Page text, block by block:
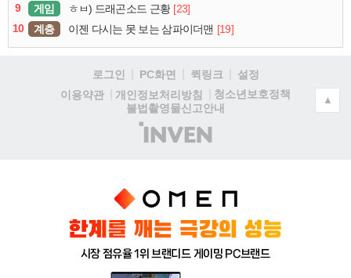
9
게임 ㅎㅂ) 드래곤소드 근황 [23]
10
계층 이젠 다시는 못 보는 삼파이더맨 [19]
로그인 PC화면 퀵링크
설정
이용약관
개인정보처리방침
청소년보호정책
불법촬영물신고안내
(주)
인
▲